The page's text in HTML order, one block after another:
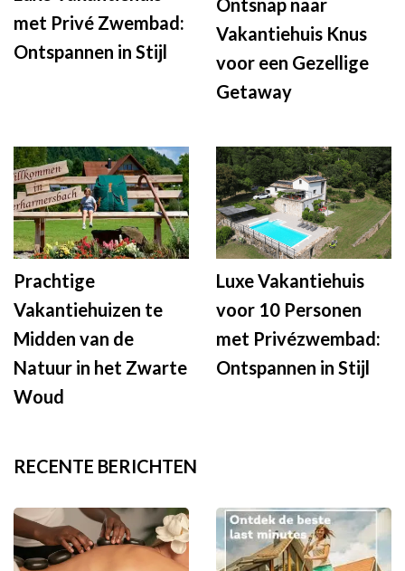
met Privé Zwembad:
Ontspannen in Stijl
Ontsnap naar
Vakantiehuis Knus
voor een Gezellige
Getaway
Prachtige
Vakantiehuizen te
Midden van de
Natuur in het Zwarte
Woud
Luxe Vakantiehuis
voor 10 Personen
met Privézwembad:
Ontspannen in Stijl
RECENTE BERICHTEN